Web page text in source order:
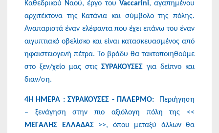
Καθεδρικού Ναού, έργο του Vaccarini, αγαπημένου
αρχιτέκτονα της Κατάνια και σύμβολο της πόλης.
Αναπαριστά έναν ελέφαντα που έχει επάνω του έναν
αιγυπτιακό οβελίσκο και είναι κατασκευασμένος από
ηφαιστειογενή πέτρα. Το βράδυ θα τακτοποιηθούμε
στο ξεν/χείο μας στιςΣΥΡΑΚΟΥΣΕΣγια δείπνο και
διαν/ση.
4Η ΗΜΕΡΑ : ΣΥΡΑΚΟΥΣΕΣ - ΠΑΛΕΡΜΟ:
Περιήγηση
– ξενάγηση στην πιο αξιόλογη πόλη της <<
ΜΕΓΑΛΗΣ ΕΛΛΑΔΑΣ>>, όπου μεταξύ άλλων θα